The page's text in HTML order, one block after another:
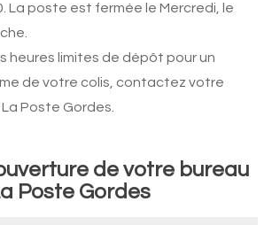
La poste est fermée le Mercredi, le
heures limites de dépôt pour un
de votre colis, contactez votre
Poste Gordes.
de votre bureau
Poste Gordes